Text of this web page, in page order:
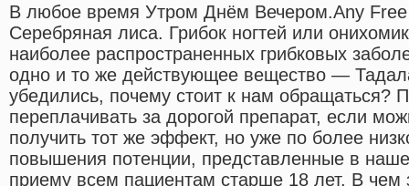
В любое время Утром Днём Вечером.Any Free
Серебряная лиса. Грибок ногтей или
наиболее распространенных грибковых
одно и то же действующее вещество —
убедились, почему стоит к нам обращаться?
переплачивать за дорогой препарат, если
получить тот же эффект, но уже по более
повышения потенции, представленные в
приему всем пациентам старше 18 лет. В чем